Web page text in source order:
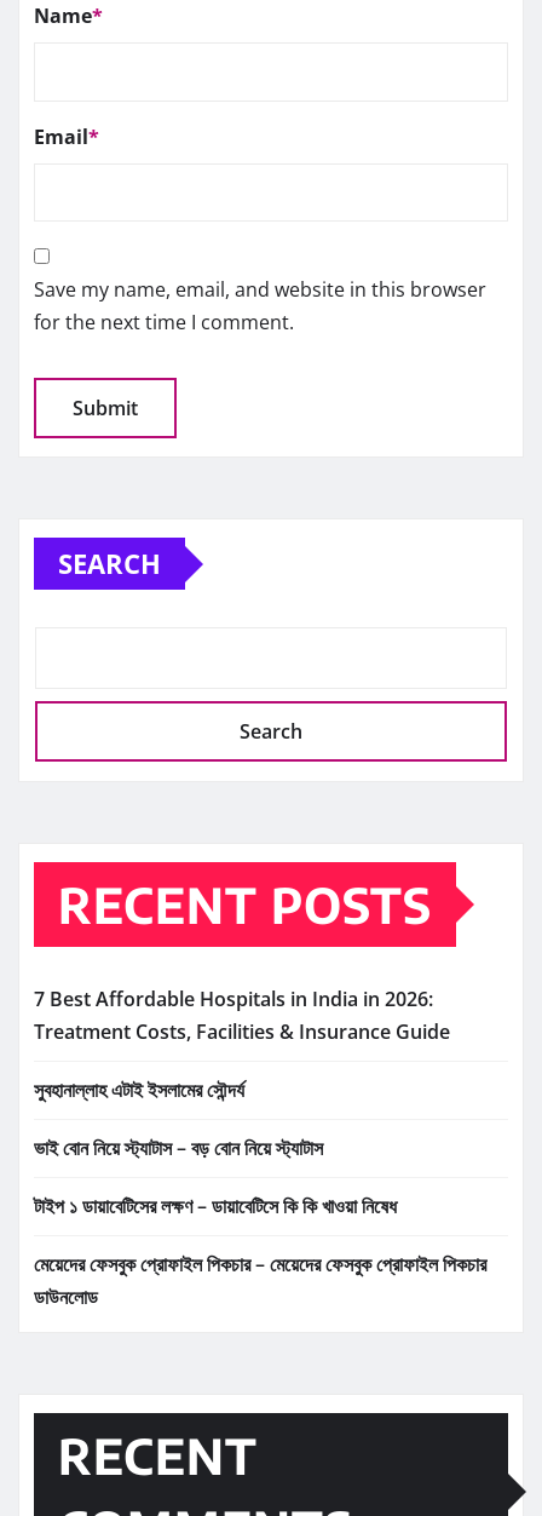
Name*
Email*
Save my name, email, and website in this browser
for the next time I comment.
SEARCH
Search
RECENT POSTS
7 Best Affordable Hospitals in India in 2026:
Treatment Costs, Facilities & Insurance Guide
সুবহানাল্লাহ এটাই ইসলামের সৌন্দর্য
ভাই বোন নিয়ে স্ট্যাটাস – বড় বোন নিয়ে স্ট্যাটাস
টাইপ ১ ডায়াবেটিসের লক্ষণ – ডায়াবেটিসে কি কি খাওয়া নিষেধ
মেয়েদের ফেসবুক প্রোফাইল পিকচার – মেয়েদের ফেসবুক প্রোফাইল পিকচার
ডাউনলোড
RECENT